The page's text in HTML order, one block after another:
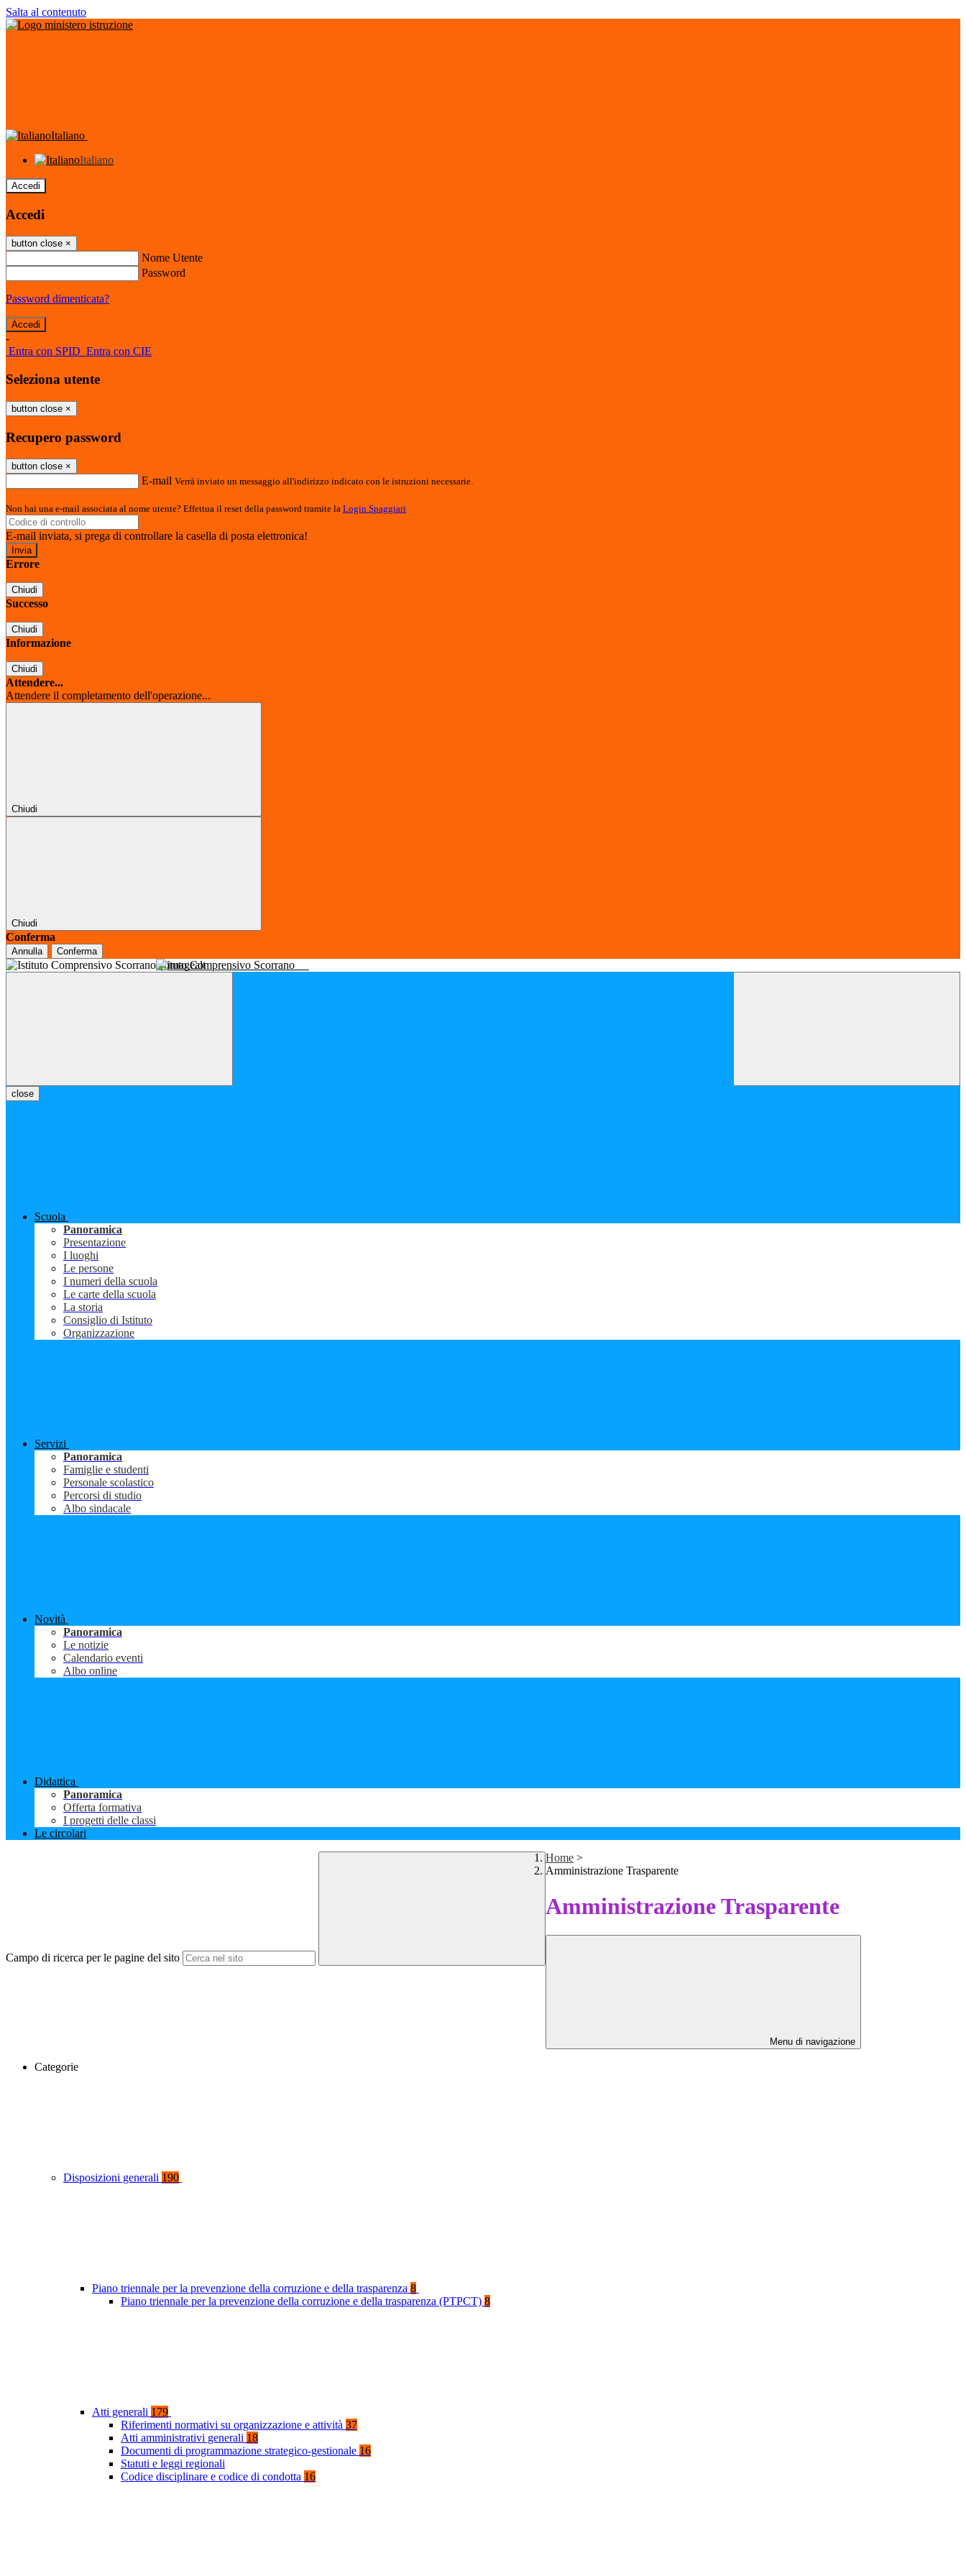
Salta al contenuto
Italiano
Italiano
Accedi
Accedi
button close ×
Nome Utente
Password
Password dimenticata?
-
Entra con SPID Entra con CIE
Seleziona utente
button close ×
Recupero password
button close ×
E-mail Verrà inviato un messaggio all'indirizzo indicato con le istruzioni necessarie.
Non hai una e-mail associata al nome utente? Effettua il reset della password tramite la Login Spaggiari
E-mail inviata, si prega di controllare la casella di posta elettronica!
Errore
Chiudi
Successo
Chiudi
Informazione
Chiudi
Attendere...
Attendere il completamento dell'operazione...
Chiudi
Chiudi
Conferma
Annulla Conferma
Istituto Comprensivo Scorrano
close
Scuola
Panoramica
Presentazione
I luoghi
Le persone
I numeri della scuola
Le carte della scuola
La storia
Consiglio di Istituto
Organizzazione
Servizi
Panoramica
Famiglie e studenti
Personale scolastico
Percorsi di studio
Albo sindacale
Novità
Panoramica
Le notizie
Calendario eventi
Albo online
Didattica
Panoramica
Offerta formativa
I progetti delle classi
Le circolari
Campo di ricerca per le pagine del sito
Home >
Amministrazione Trasparente
Amministrazione Trasparente
Menu di navigazione
Categorie
Disposizioni generali 190
Piano triennale per la prevenzione della corruzione e della trasparenza 8
Piano triennale per la prevenzione della corruzione e della trasparenza (PTPCT) 8
Atti generali 179
Riferimenti normativi su organizzazione e attività 37
Atti amministrativi generali 18
Documenti di programmazione strategico-gestionale 16
Statuti e leggi regionali
Codice disciplinare e codice di condotta 16